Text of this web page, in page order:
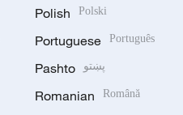
Polish Polski
Portuguese Português
Pashto پښتو
Romanian Română